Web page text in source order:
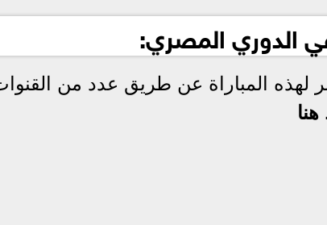
الدوري المصري:
لهذه المباراة عن طريق عدد من